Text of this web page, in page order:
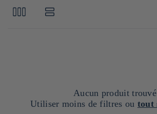
l
Aucun produit trouvé
Utiliser moins de filtres ou tout